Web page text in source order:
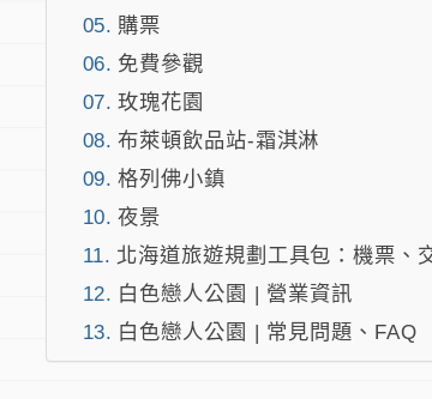
購票
免費參觀
玫瑰花園
布萊頓飲品站-霜淇淋
格列佛小鎮
夜景
北海道旅遊規劃工具包：機票、
白色戀人公園 | 營業資訊
白色戀人公園 | 常見問題、FAQ